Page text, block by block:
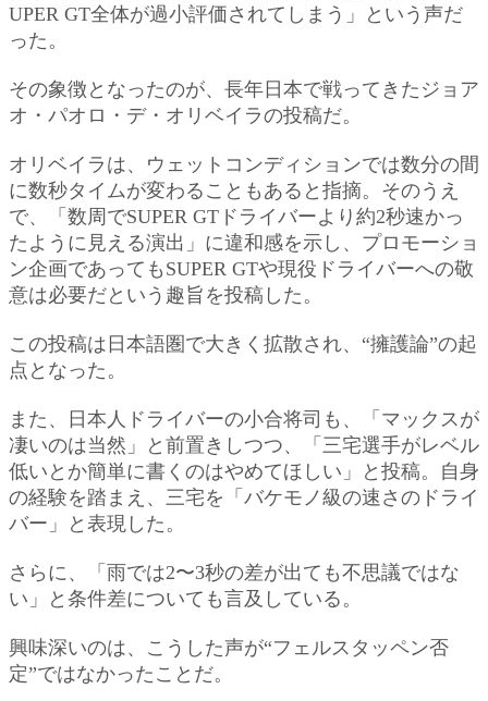
UPER GT全体が過小評価されてしまう」という声だ
った。
その象徴となったのが、長年日本で戦ってきたジョア
オ・パオロ・デ・オリベイラの投稿だ。
オリベイラは、ウェットコンディションでは数分の間
に数秒タイムが変わることもあると指摘。そのうえ
で、「数周でSUPER GTドライバーより約2秒速かっ
たように見える演出」に違和感を示し、プロモーショ
ン企画であってもSUPER GTや現役ドライバーへの敬
意は必要だという趣旨を投稿した。
この投稿は日本語圏で大きく拡散され、“擁護論”の起
点となった。
また、日本人ドライバーの小合将司も、「マックスが
凄いのは当然」と前置きしつつ、「三宅選手がレベル
低いとか簡単に書くのはやめてほしい」と投稿。自身
の経験を踏まえ、三宅を「バケモノ級の速さのドライ
バー」と表現した。
さらに、「雨では2〜3秒の差が出ても不思議ではな
い」と条件差についても言及している。
興味深いのは、こうした声が“フェルスタッペン否
定”ではなかったことだ。